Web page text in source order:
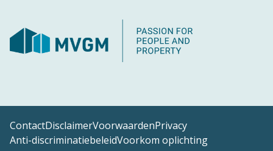
ContactDisclaimerVoorwaardenPrivacy
Anti-discriminatiebeleidVoorkom oplichting